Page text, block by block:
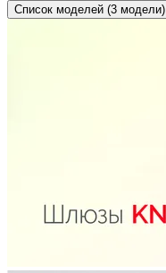
Список моделей (3 модели)